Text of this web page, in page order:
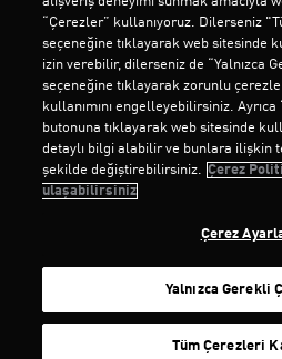
SEPETE EKLE
“Çerezler” kullanıyoruz. Dilerseniz
seçeneğine tıklayarak web sitesinde
izin verebilir, dilerseniz de “Yalnızca
seçeneğine tıklayarak zorunlu
kullanımını engelleyebilirsiniz. Ayrıca
butonuna tıklayarak web sitesinde
detaylı bilgi alabilir ve bunlara ilişkin
şekilde değiştirebilirsiniz. Çerez
ulaşabilirsiniz
Çerez
Yalnızca Gerekli
Tüm Çerezleri